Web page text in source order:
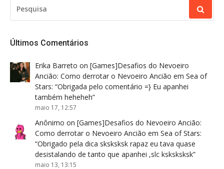
POR:
Últimos Comentários
Erika Barreto on [Games]Desafios do Nevoeiro
Ancião: Como derrotar o Nevoeiro Ancião em Sea of
Stars: “Obrigada pelo comentário =} Eu apanhei
também heheheh”
maio 17, 12:57
Anônimo on [Games]Desafios do Nevoeiro Ancião:
Como derrotar o Nevoeiro Ancião em Sea of Stars:
“Obrigado pela dica sksksksk rapaz eu tava quase
desistalando de tanto que apanhei ,slc ksksksksk”
maio 13, 13:15